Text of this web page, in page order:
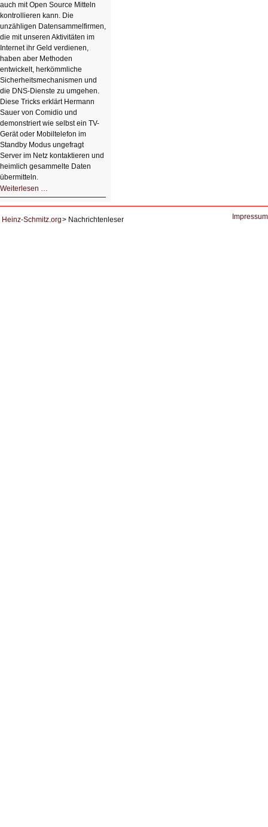
auch mit Open Source Mitteln
kontrollieren kann. Die
unzähligen Datensammelfirmen,
die mit unseren Aktivitäten im
Internet ihr Geld verdienen,
haben aber Methoden
entwickelt, herkömmliche
Sicherheitsmechanismen und
die DNS-Dienste zu umgehen.
Diese Tricks erklärt Hermann
Sauer von Comidio und
demonstriert wie selbst ein TV-
Gerät oder Mobiltelefon im
Standby Modus ungefragt
Server im Netz kontaktieren und
heimlich gesammelte Daten
übermitteln.
Weiterlesen …
DNS
Heinz-Schmitz.org
Nachrichtenleser Impressum